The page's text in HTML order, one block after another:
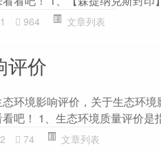
1 964 文章列表
评价
环境影响评价，关于生态环
吧！ 1、生态环境质量评价是
2 74 文章列表